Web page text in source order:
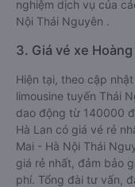
nghiệm dịch vụ của
Nội Thái Nguyên .
3. Giá vé xe
Hiện tại, theo cập
limousine tuyến Thái
dao động từ 140000
Hà Lan có giá vé rẻ
Mai - Hà Nội Thái
giá rẻ nhất, đảm bảo
phí. Tổng đài tư vấn,